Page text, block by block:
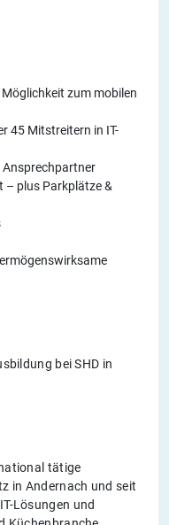
zum mobilen
45 Mitstreitern in IT-
Ansprechpartner
– plus Parkplätze &
bei SHD in
tätige
in Andernach und seit
Lösungen und